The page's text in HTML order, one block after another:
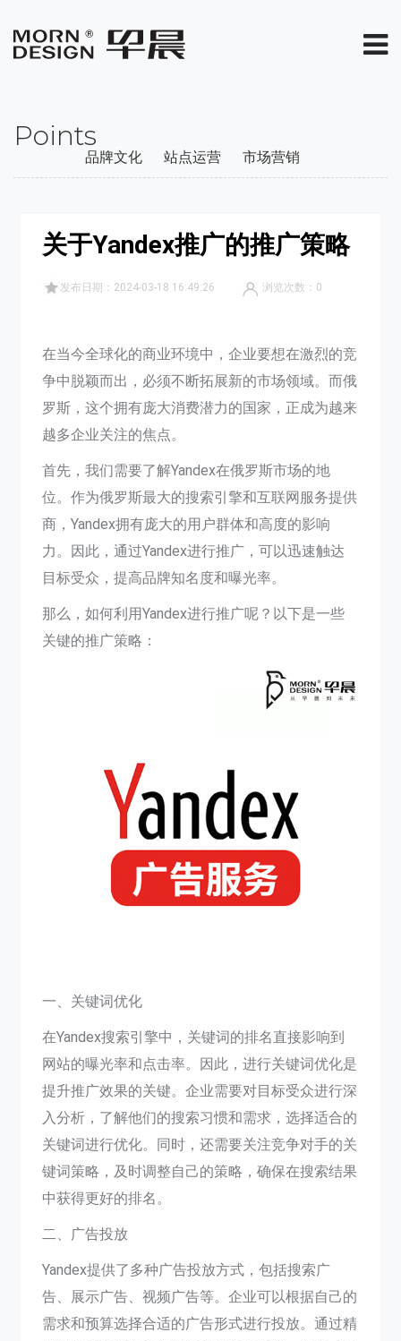
Points
品牌文化 站点运营 市场营销
关于Yandex推广的推广策略
发布日期：2024-03-18 16:49:26 浏览次数： 0
在当今全球化的商业环境中，企业要想在激烈的竞
争中脱颖而出，必须不断拓展新的市场领域。而俄
罗斯，这个拥有庞大消费潜力的国家，正成为越来
越多企业关注的焦点。
首先，我们需要了解Yandex在俄罗斯市场的地
位。作为俄罗斯最大的搜索引擎和互联网服务提供
商，Yandex拥有庞大的用户群体和高度的影响
力。因此，通过Yandex进行推广，可以迅速触达
目标受众，提高品牌知名度和曝光率。
那么，如何利用Yandex进行推广呢？以下是一些
关键的推广策略：
一、关键词优化
在Yandex搜索引擎中，关键词的排名直接影响到
网站的曝光率和点击率。因此，进行关键词优化是
提升推广效果的关键。企业需要对目标受众进行深
入分析，了解他们的搜索习惯和需求，选择适合的
关键词进行优化。同时，还需要关注竞争对手的关
键词策略，及时调整自己的策略，确保在搜索结果
中获得更好的排名。
二、广告投放
Yandex提供了多种广告投放方式，包括搜索广
告、展示广告、视频广告等。企业可以根据自己的
需求和预算选择合适的广告形式进行投放。通过精